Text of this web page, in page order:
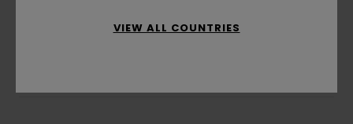
VIEW ALL COUNTRIES